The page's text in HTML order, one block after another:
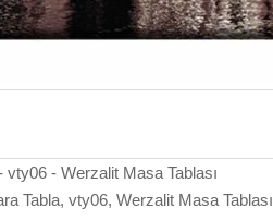
- Werzalit Masa Tablası
Tabla, vty06, Werzalit Masa Tablası